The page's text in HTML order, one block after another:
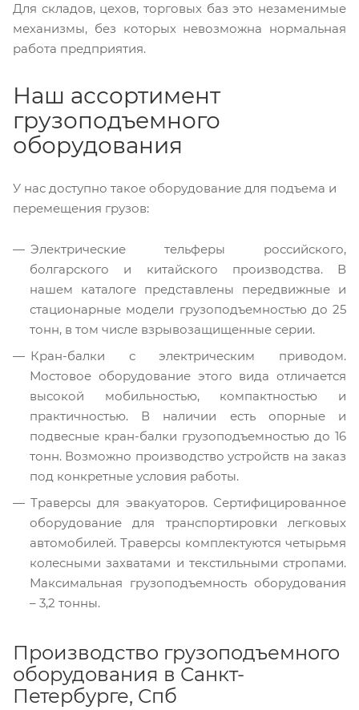
Для складов, цехов, торговых баз это незаменимые
механизмы, без которых невозможна нормальная
работа предприятия.
Наш ассортимент
грузоподъемного
оборудования
У нас доступно такое оборудование для подъема и
перемещения грузов:
Электрические тельферы российского,
болгарского и китайского производства. В
нашем каталоге представлены передвижные и
стационарные модели грузоподъемностью до 25
тонн, в том числе взрывозащищенные серии.
Кран-балки с электрическим приводом.
Мостовое оборудование этого вида отличается
высокой мобильностью, компактностью и
практичностью. В наличии есть опорные и
подвесные кран-балки грузоподъемностью до 16
тонн. Возможно производство устройств на заказ
под конкретные условия работы.
Траверсы для эвакуаторов. Сертифицированное
оборудование для транспортировки легковых
автомобилей. Траверсы комплектуются четырьмя
колесными захватами и текстильными стропами.
Максимальная грузоподъемность оборудования
– 3,2 тонны.
Производство грузоподъемного
оборудования в Санкт-
Петербурге, Спб